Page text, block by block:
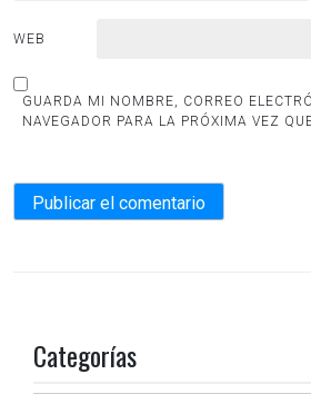
WEB
GUARDA MI NOMBRE, CORREO
NAVEGADOR PARA LA PRÓXIMA VEZ
Categorías